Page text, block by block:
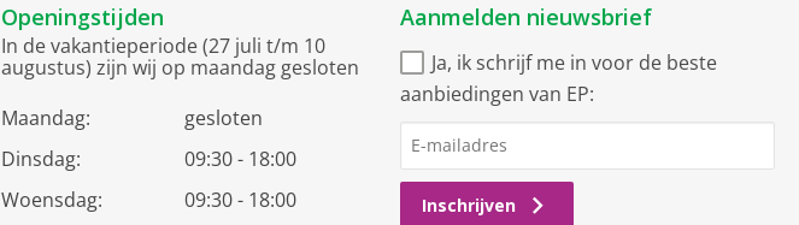
Openingstijden
In de vakantieperiode (27 juli t/m 10
augustus) zijn wij op maandag gesloten
Maandag:
gesloten
Dinsdag:
09:30 - 18:00
Woensdag:
09:30 - 18:00
Aanmelden nieuwsbrief
Ja, ik schrijf me in voor de beste
aanbiedingen van EP:
Inschrijven